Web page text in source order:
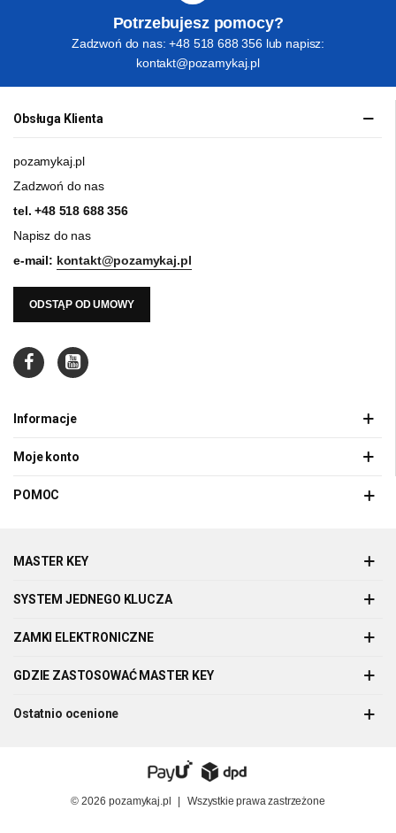
Potrzebujesz pomocy?
Zadzwoń do nas: +48 518 688 356 lub napisz:
kontakt@pozamykaj.pl
Obsługa Klienta
pozamykaj.pl
Zadzwoń do nas
tel.+48 518 688 356
Napisz do nas
e-mail: kontakt@pozamykaj.pl
ODSTĄP OD UMOWY
Informacje
Moje konto
POMOC
MASTER KEY
SYSTEM JEDNEGO KLUCZA
ZAMKI ELEKTRONICZNE
GDZIE ZASTOSOWAĆ MASTER KEY
Ostatnio ocenione
© 2026 pozamykaj.pl Wszystkie prawa zastrzeżone